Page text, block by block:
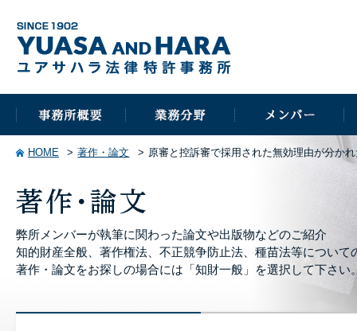
HOME 著作・論文 原審と控訴審で採用された無効理由が分か
弊所メンバーが執筆に関わった論文や出版物などのご紹介
知的財産全般、著作権法、不正競争防止法、種苗法等について
著作・論文をお探しの場合には「知財一般」を選択して下さい